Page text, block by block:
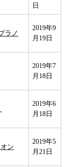
日
ラノ
2019年9
月19日
2019年7
月18日
2019年6
月18日
ン
2019年5
月21日